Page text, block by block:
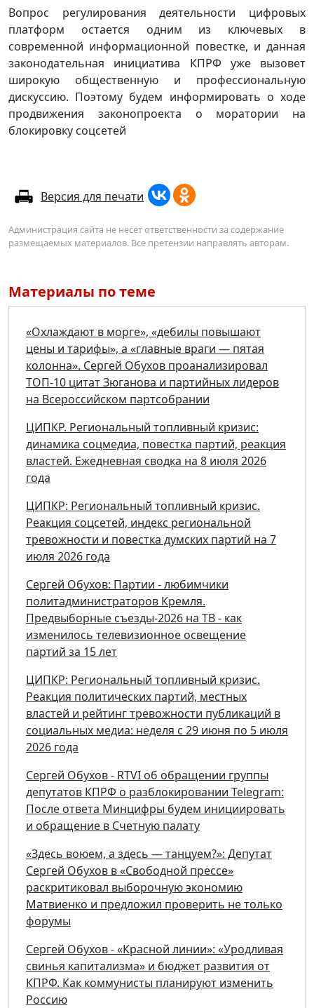
Вопрос регулирования деятельности цифровых
платформ остается одним из ключевых в
современной информационной повестке, и данная
законодательная инициатива КПРФ уже вызовет
широкую общественную и профессиональную
дискуссию. Поэтому будем информировать о ходе
продвижения законопроекта о моратории на
блокировку соцсетей
Версия для печати
Администрация сайта не несёт ответственности за содержание
размещаемых материалов. Все претензии направлять авторам.
Материалы по теме
«Охлаждают в морге», «дебилы повышают
цены и тарифы», а «главные враги — пятая
колонна». Сергей Обухов проанализировал
ТОП-10 цитат Зюганова и партийных лидеров
на Всероссийском партсобрании
ЦИПКР. Региональный топливный кризис:
динамика соцмедиа, повестка партий, реакция
властей. Ежедневная сводка на 8 июля 2026
года
ЦИПКР: Региональный топливный кризис.
Реакция соцсетей, индекс региональной
тревожности и повестка думских партий на 7
июля 2026 года
Сергей Обухов: Партии - любимчики
политадминистраторов Кремля.
Предвыборные съезды-2026 на ТВ - как
изменилось телевизионное освещение
партий за 15 лет
ЦИПКР: Региональный топливный кризис.
Реакция политических партий, местных
властей и рейтинг тревожности публикаций в
социальных медиа: неделя с 29 июня по 5 июля
2026 года
Сергей Обухов - RTVI об обращении группы
депутатов КПРФ о разблокировании Telegram:
После ответа Минцифры будем инициировать
и обращение в Счетную палату
«Здесь воюем, а здесь — танцуем?»: Депутат
Сергей Обухов в «Свободной прессе»
раскритиковал выборочную экономию
Матвиенко и предложил проверить не только
форумы
Сергей Обухов - «Красной линии»: «Уродливая
свинья капитализма» и бюджет развития от
КПРФ. Как коммунисты планируют изменить
Россию